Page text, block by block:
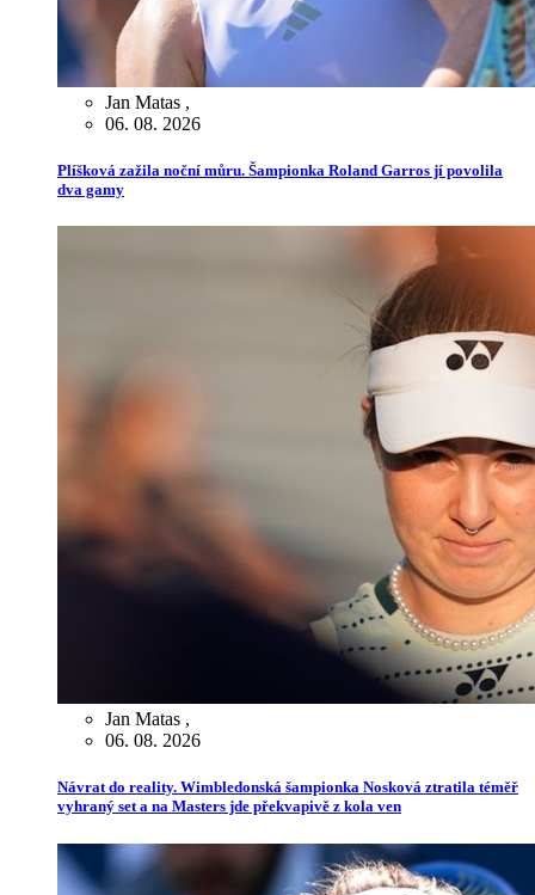
Jan Matas ,
06. 08. 2026
Plíšková zažila noční můru. Šampionka Roland Garros jí povolila
dva gamy
Jan Matas ,
06. 08. 2026
Návrat do reality. Wimbledonská šampionka Nosková ztratila téměř
vyhraný set a na Masters jde překvapivě z kola ven